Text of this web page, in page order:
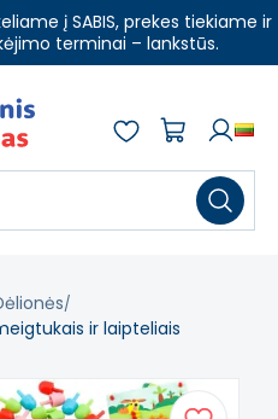
į SABIS, prekes tiekiame ir
terminai – lankstūs.
ir laipteliais